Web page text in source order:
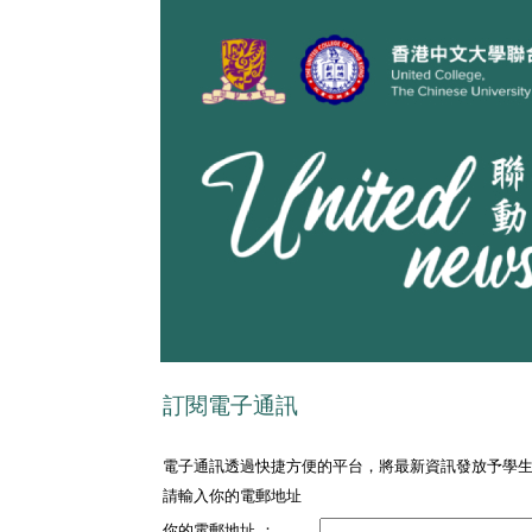
訂閱電子通訊
電子通訊透過快捷方便的平台，將最新資訊發放予學
請輸入你的電郵地址